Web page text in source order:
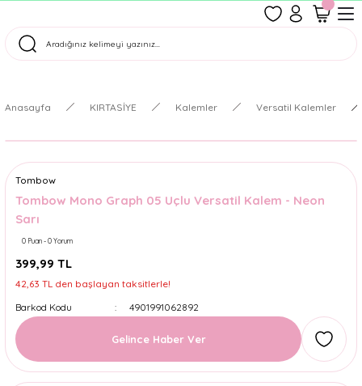
Tüm Siparişler Aynı Gün Kargoda!
Anasayfa KIRTASİYE Kalemler Versatil Kalemler
Tombow
Tombow Mono Graph 05 Uçlu Versatil Kalem - Neon
Sarı
0 Puan - 0 Yorum
399,99 TL
42,63 TL den başlayan taksitlerle!
Barkod Kodu
4901991062892
Gelince Haber Ver